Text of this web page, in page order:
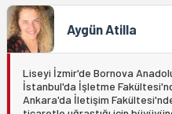
Aygün Atilla
Liseyi İzmir'de Bornova
İstanbul'da İşletme
Ankara'da İletişim